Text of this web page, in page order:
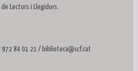
de Lectors i Llegidors.
972 84 01 21 / biblioteca@scf.cat